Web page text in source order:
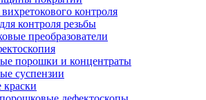
контроля
контроля резьбы
преобразователи
порошки и концентраты
суспензии